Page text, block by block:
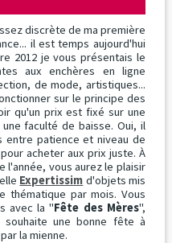
discrète de ma première
il est temps aujourd'hui
2012 je vous présentais le
aux enchères en ligne
de mode, artistiques...
sur le principe des
qu'un prix est fixé sur une
faculté de baisse. Oui, il
entre patience et niveau de
acheter aux prix juste. À
l'année, vous aurez le plaisir
Expertissim d'objets mis
thématique par mois. Vous
avec la "Fête des Mères",
une bonne fête à
la mienne.